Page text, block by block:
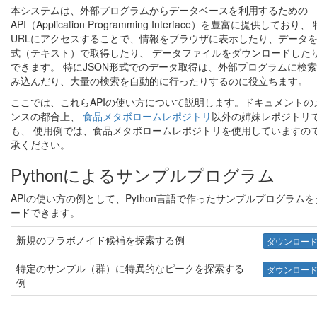
本システムは、外部プログラムからデータベースを利用するための
API（Application Programming Interface）を豊富に提供しており、
URLにアクセスすることで、情報をブラウザに表示したり、データ
式（テキスト）で取得したり、 データファイルをダウンロードした
できます。 特にJSON形式でのデータ取得は、外部プログラムに検
み込んだり、大量の検索を自動的に行ったりするのに役立ちます。
ここでは、これらAPIの使い方について説明します。ドキュメントの
ンスの都合上、 食品メタボロームレポジトリ 以外の姉妹レポジトリ
も、 使用例では、食品メタボロームレポジトリを使用していますの
承ください。
Pythonによるサンプルプログラム
APIの使い方の例として、Python言語で作ったサンプルプログラム
ードできます。
新規のフラボノイド候補を探索する例
ダウンロー
特定のサンプル（群）に特異的なピークを探索する
例
ダウンロー